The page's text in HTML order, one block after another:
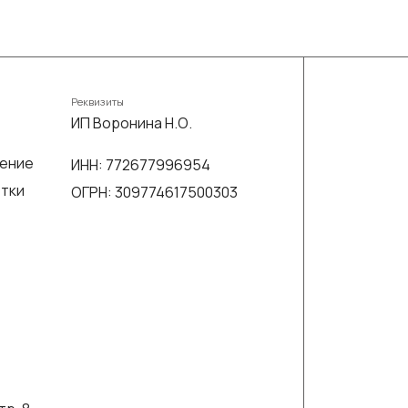
Реквизиты
ИП Воронина Н.О.
ИНН: 772677996954
ОГРН: 309774617500303